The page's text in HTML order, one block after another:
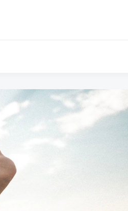
Search 美洽博客